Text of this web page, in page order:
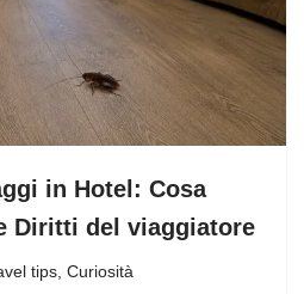
in Hotel: Cosa
Diritti del viaggiatore
tips Curiosità